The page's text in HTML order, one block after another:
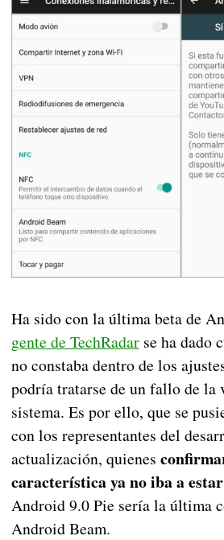
Ha sido con la última beta de
gente de TechRadarse ha dado
no constaba dentro de los
podría tratarse de un fallo de la
sistema. Es por ello, que se
con los representantes del
actualización, quienes
característica ya no iba a
Android 9.0 Pie sería la última
Android Beam.